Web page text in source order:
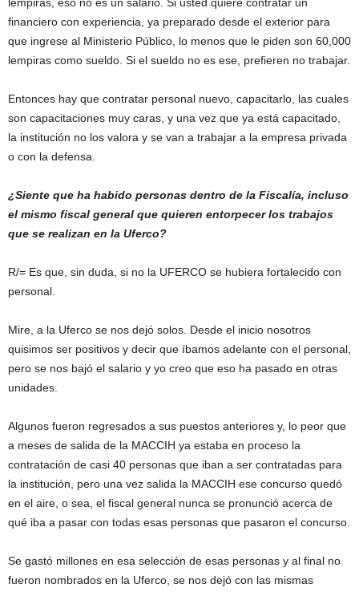
financiero con experiencia, ya preparado desde el exterior para
que ingrese al Ministerio Público, lo menos que le piden son 60,000
lempiras como sueldo. Si el sueldo no es ese, prefieren no trabajar.
Entonces hay que contratar personal nuevo, capacitarlo, las cuales
son capacitaciones muy caras, y una vez que ya está capacitado,
la institución no los valora y se van a trabajar a la empresa privada
o con la defensa.
¿Siente que ha habido personas dentro de la Fiscalía, incluso
el mismo fiscal general que quieren entorpecer los trabajos
que se realizan en la Uferco?
R/= Es que, sin duda, si no la UFERCO se hubiera fortalecido con
personal.
Mire, a la Uferco se nos dejó solos. Desde el inicio nosotros
quisimos ser positivos y decir que íbamos adelante con el personal,
pero se nos bajó el salario y yo creo que eso ha pasado en otras
unidades.
Algunos fueron regresados a sus puestos anteriores y, lo peor que
a meses de salida de la MACCIH ya estaba en proceso la
contratación de casi 40 personas que iban a ser contratadas para
la institución, pero una vez salida la MACCIH ese concurso quedó
en el aire, o sea, el fiscal general nunca se pronunció acerca de
qué iba a pasar con todas esas personas que pasaron el concurso.
Se gastó millones en esa selección de esas personas y al final no
fueron nombrados en la Uferco, se nos dejó con las mismas